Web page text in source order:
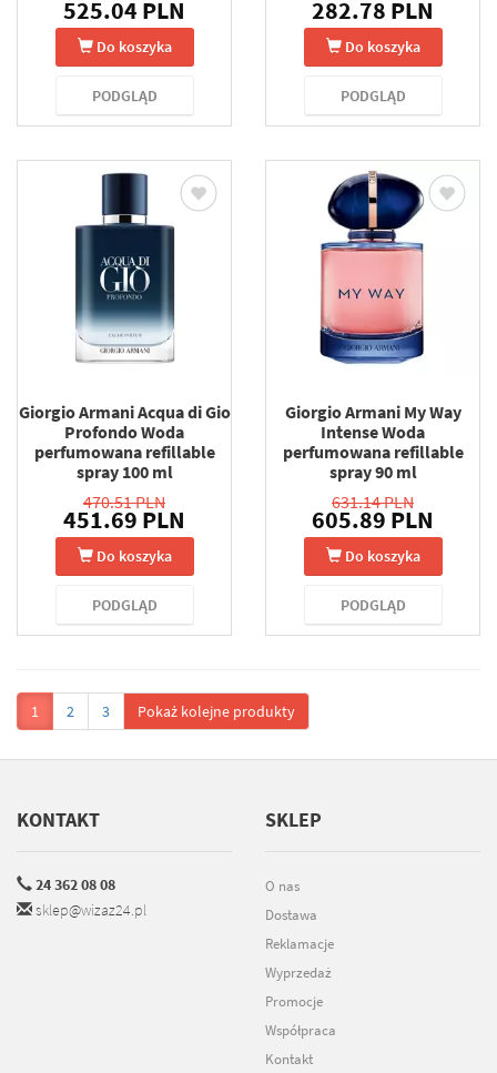
525.04 PLN
Do koszyka
PODGLĄD
282.78 PLN
Do koszyka
PODGLĄD
Giorgio Armani Acqua di Gio
Profondo Woda
perfumowana refillable
spray 100 ml
470.51 PLN
451.69 PLN
Do koszyka
PODGLĄD
Giorgio Armani My Way
Intense Woda
perfumowana refillable
spray 90 ml
631.14 PLN
605.89 PLN
Do koszyka
PODGLĄD
1 2 3 Pokaż kolejne produkty
KONTAKT
24 362 08 08
sklep@wizaz24.pl
SKLEP
O nas
Dostawa
Reklamacje
Wyprzedaż
Promocje
Współpraca
Kontakt